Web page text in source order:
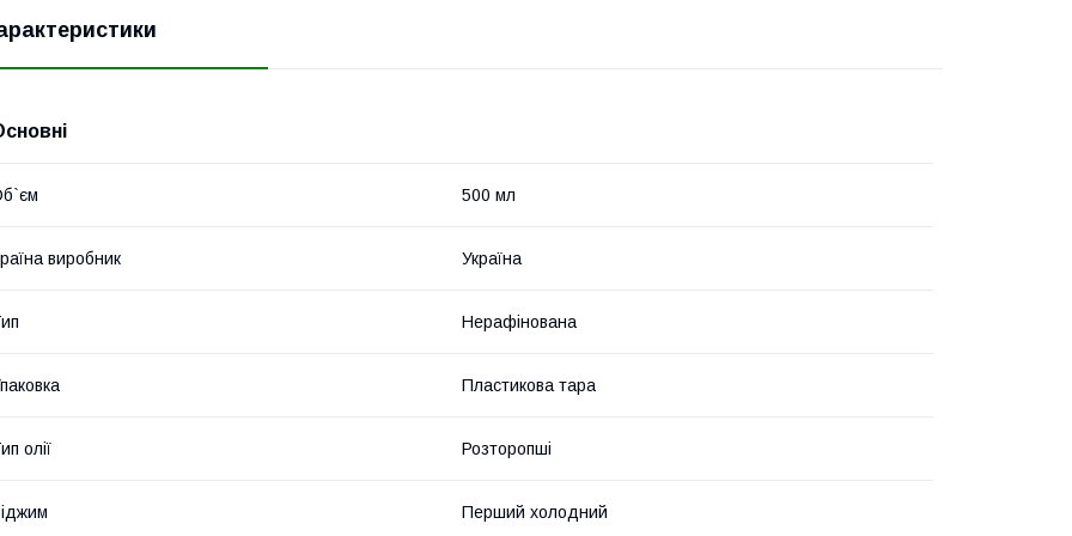
500 мл
виробник Україна
Нерафінована
Пластикова тара
олії Розторопші
Перший холодний